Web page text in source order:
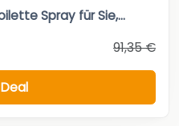
Spray für Sie,...
91,35 €